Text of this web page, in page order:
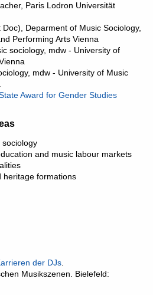
Paris Lodron Universität
Deparment of Music Sociology,
Performing Arts Vienna
sociology, mdw - University of
mdw - University of Music
Award for Gender Studies
sociology
and music labour markets
heritage formations
der DJs
Musikszenen. Bielefeld: